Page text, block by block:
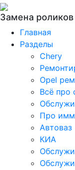
Замена
Главная
Разделы
Chery
Opel
Всё про
Про
Автоваз
КИА